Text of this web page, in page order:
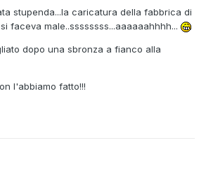
stupenda...la caricatura della fabbrica di
faceva male..ssssssss...aaaaaahhhh...
dopo una sbronza a fianco alla
l'abbiamo fatto!!!